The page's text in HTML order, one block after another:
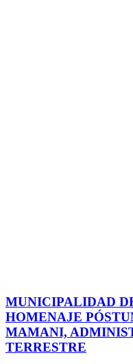
MUNICIPALIDAD
HOMENAJE
MAMANI,
TERRESTRE